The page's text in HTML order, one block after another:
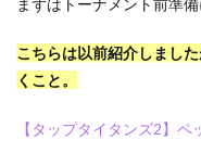
こちらは以前紹介しまし
くこと。
【タップタイタンズ2】